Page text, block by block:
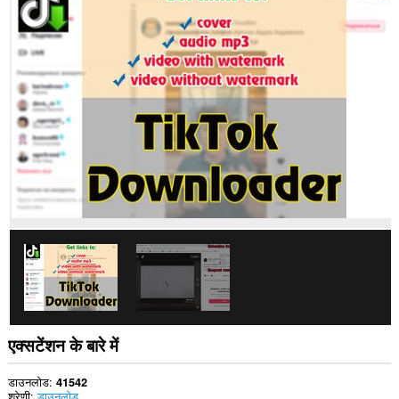
आपके
डेटा
तक
पहुँच
प्राप्त
कर
सकता
है।
एक्सटेंशन के बारे में
डाउनलोड 41542